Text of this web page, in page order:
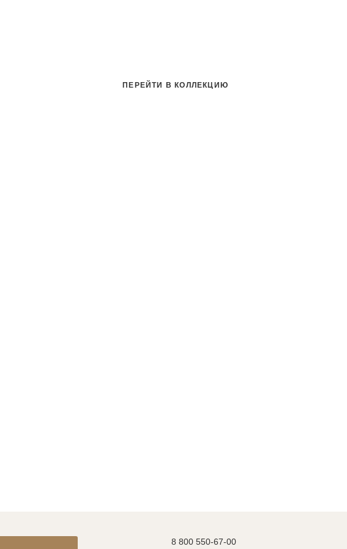
ПЕРЕЙТИ В КОЛЛЕКЦИЮ
8 800 550-67-00